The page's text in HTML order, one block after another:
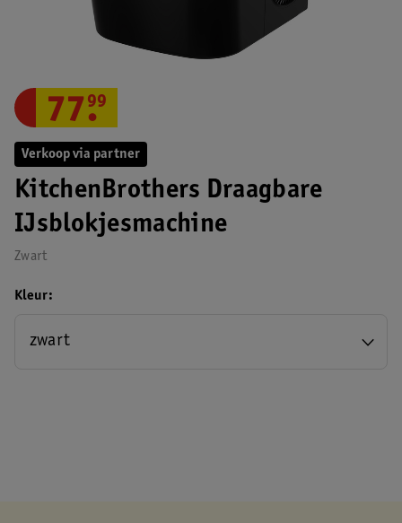
Verkoop via partner
KitchenBrothers Draagbare
IJsblokjesmachine
Zwart
77.
99
Kleur
zwart